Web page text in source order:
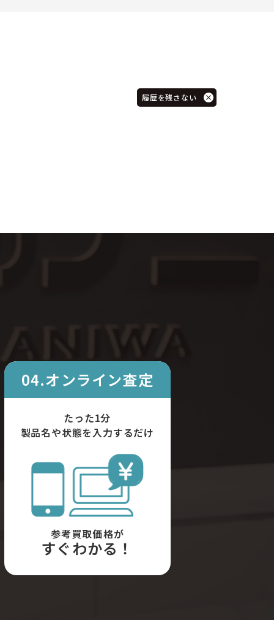
履歴を残さない
04.オンライン査定
たった1分
製品名や状態を入力するだけ
参考買取価格が
すぐわかる！